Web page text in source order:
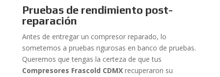
Pruebas de rendimiento post-
reparación
Antes de entregar un compresor reparado, lo
sometemos a pruebas rigurosas en banco de pruebas.
Queremos que tengas la certeza de que tus
Compresores Frascold CDMXrecuperaron su